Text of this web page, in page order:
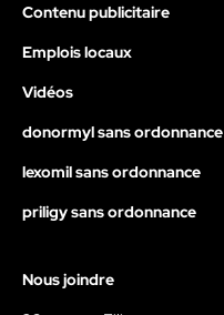
Contenu publicitaire
Emplois locaux
Vidéos
donormyl sans ordonnance
lexomil sans ordonnance
priligy sans ordonnance
Nous joindre